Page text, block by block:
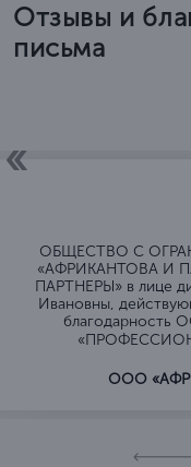
Отзывы и
письма
ОБЩЕСТВО C
«АФРИКАНТОВА И
ПАРТНЕРЫ» в лице
Ивановны,
ООО